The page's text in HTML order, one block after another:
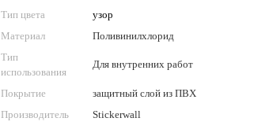
Тип цвета
узор
Материал
Поливинилхлорид
Тип
использования
Для внутренних работ
Покрытие
защитный слой из ПВХ
Производитель
Stickerwall